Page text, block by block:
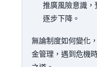
推廣風險意識
逐步下降。
無論制度如何變化
金管理，遇到危機